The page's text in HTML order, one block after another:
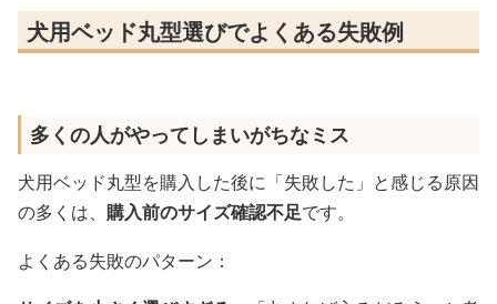
犬用ベッド丸型選びでよくある失敗例
多くの人がやってしまいがちなミス
犬用ベッド丸型を購入した後に「失敗した」と感じる原因
の多くは、 購入前のサイズ確認不足です。
よくある失敗のパターン：